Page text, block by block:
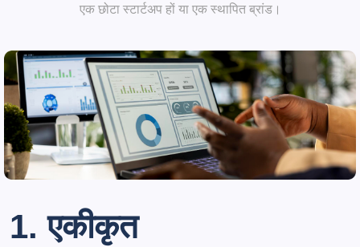
एक छोटा स्टार्टअप हों या एक स्थापित ब्रांड।
1. एकीकृत